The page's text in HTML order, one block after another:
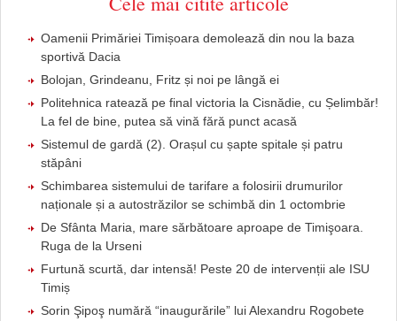
Oamenii Primăriei Timișoara demolează din nou la baza
sportivă Dacia
Bolojan, Grindeanu, Fritz și noi pe lângă ei
Politehnica ratează pe final victoria la Cisnădie, cu Șelimbăr!
La fel de bine, putea să vină fără punct acasă
Sistemul de gardă (2). Orașul cu șapte spitale și patru
stăpâni
Schimbarea sistemului de tarifare a folosirii drumurilor
naționale și a autostrăzilor se schimbă din 1 octombrie
De Sfânta Maria, mare sărbătoare aproape de Timişoara.
Ruga de la Urseni
Furtună scurtă, dar intensă! Peste 20 de intervenții ale ISU
Timiș
Sorin Şipoş numără “inaugurările” lui Alexandru Rogobete